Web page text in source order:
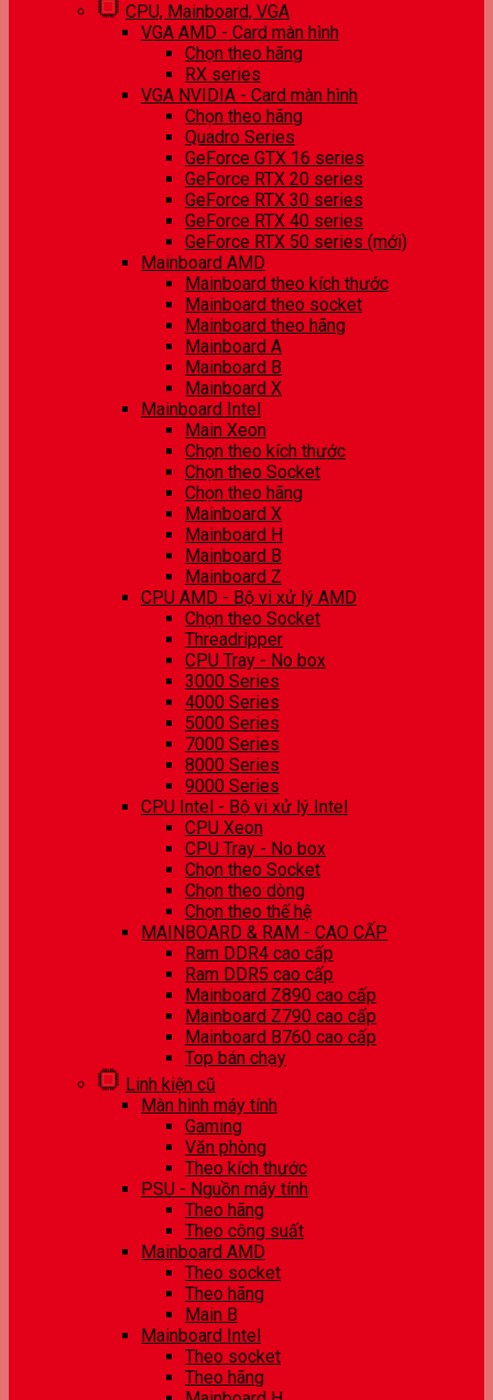
CPU, Mainboard, VGA
VGA AMD - Card màn hình
Chọn theo hãng
RX series
VGA NVIDIA - Card màn hình
Chọn theo hãng
Quadro Series
GeForce GTX 16 series
GeForce RTX 20 series
GeForce RTX 30 series
GeForce RTX 40 series
GeForce RTX 50 series (mới)
Mainboard AMD
Mainboard theo kích thước
Mainboard theo socket
Mainboard theo hãng
Mainboard A
Mainboard B
Mainboard X
Mainboard Intel
Main Xeon
Chọn theo kích thước
Chọn theo Socket
Chọn theo hãng
Mainboard X
Mainboard H
Mainboard B
Mainboard Z
CPU AMD - Bộ vi xử lý AMD
Chọn theo Socket
Threadripper
CPU Tray - No box
3000 Series
4000 Series
5000 Series
7000 Series
8000 Series
9000 Series
CPU Intel - Bộ vi xử lý Intel
CPU Xeon
CPU Tray - No box
Chọn theo Socket
Chọn theo dòng
Chọn theo thế hệ
MAINBOARD & RAM - CAO CẤP
Ram DDR4 cao cấp
Ram DDR5 cao cấp
Mainboard Z890 cao cấp
Mainboard Z790 cao cấp
Mainboard B760 cao cấp
Top bán chạy
Linh kiện cũ
Màn hình máy tính
Gaming
Văn phòng
Theo kích thước
PSU - Nguồn máy tính
Theo hãng
Theo công suất
Mainboard AMD
Theo socket
Theo hãng
Main B
Mainboard Intel
Theo socket
Theo hãng